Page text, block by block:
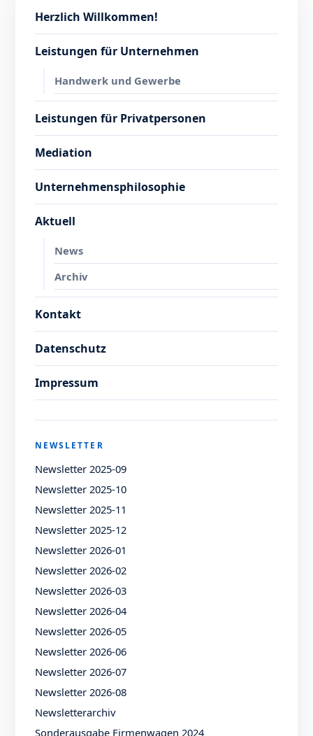
Herzlich Willkommen!
Leistungen für Unternehmen
Handwerk und Gewerbe
Leistungen für Privatpersonen
Mediation
Unternehmensphilosophie
Aktuell
News
Archiv
Kontakt
Datenschutz
Impressum
NEWSLETTER
Newsletter 2025-09
Newsletter 2025-10
Newsletter 2025-11
Newsletter 2025-12
Newsletter 2026-01
Newsletter 2026-02
Newsletter 2026-03
Newsletter 2026-04
Newsletter 2026-05
Newsletter 2026-06
Newsletter 2026-07
Newsletter 2026-08
Newsletterarchiv
Sonderausgabe Firmenwagen 2024